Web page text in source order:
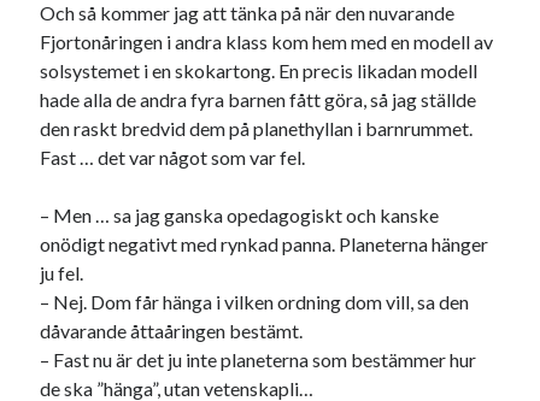
Meta
Logga in
Flöde för inlägg
Flöde för kommentarer
WordPress.org
Pejpalla!
Och så kommer jag att tänka på när den nuvarande
Fjortonåringen i andra klass kom hem med en modell av
solsystemet i en skokartong. En precis likadan modell
hade alla de andra fyra barnen fått göra, så jag ställde
den raskt bredvid dem på planethyllan i barnrummet.
Fast … det var något som var fel.
– Men … sa jag ganska opedagogiskt och kanske
onödigt negativt med rynkad panna. Planeterna hänger
ju fel.
– Nej. Dom får hänga i vilken ordning dom vill, sa den
dåvarande åttaåringen bestämt.
– Fast nu är det ju inte planeterna som bestämmer hur
de ska ”hänga”, utan vetenskapli…